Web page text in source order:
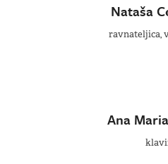
Nataša
ravnateljica,
Ana